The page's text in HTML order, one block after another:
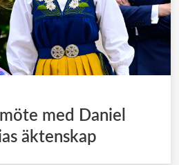
med Daniel
äktenskap